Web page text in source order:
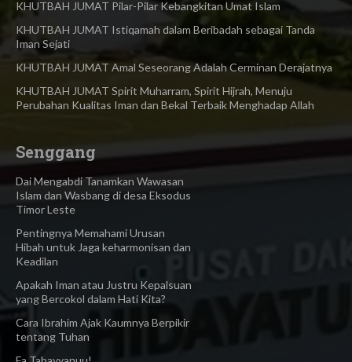
KHUTBAH JUMAT Pilar-Pilar Kebangkitan Umat Islam
KHUTBAH JUMAT Istiqamah dalam Beribadah sebagai Tanda
Iman Sejati
KHUTBAH JUMAT Amal Seseorang Adalah Cerminan Derajatnya
KHUTBAH JUMAT Spirit Muharram, Spirit Hijrah, Menuju
Perubahan Kualitas Iman dan Bekal Terbaik Menghadap Allah
Senggang
Dai Mengabdi Tanamkan Wawasan
Islam dan Wasbang di desa Eksodus
Timor Leste
Pentingnya Memahami Urusan
Hibah untuk Jaga keharmonisan dan
Keadilan
Apakah Iman atau Justru Kepalsuan
yang Bercokol dalam Hati Kita?
Cara Ibrahim Ajak Kaumnya Berpikir
tentang Tuhan